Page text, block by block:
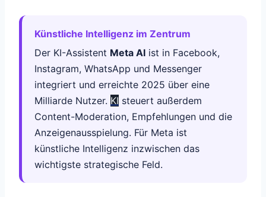
Künstliche Intelligenz im Zentrum
Der KI-Assistent Meta AIist in Facebook,
Instagram, WhatsApp und Messenger
integriert und erreichte 2025 über eine
Milliarde Nutzer. KI steuert außerdem
Content-Moderation, Empfehlungen und die
Anzeigenausspielung. Für Meta ist
künstliche Intelligenz inzwischen das
wichtigste strategische Feld.